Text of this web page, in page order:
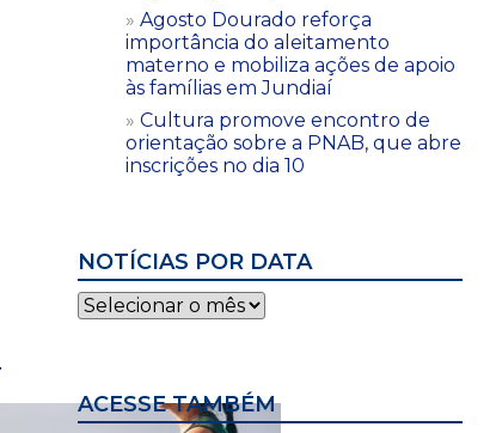
Agosto Dourado reforça
importância do aleitamento
materno e mobiliza ações de apoio
às famílias em Jundiaí
Cultura promove encontro de
orientação sobre a PNAB, que abre
inscrições no dia 10
NOTÍCIAS POR DATA
Notícias
por
ACESSE TAMBÉM